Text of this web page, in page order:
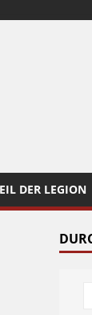
DER LEGION